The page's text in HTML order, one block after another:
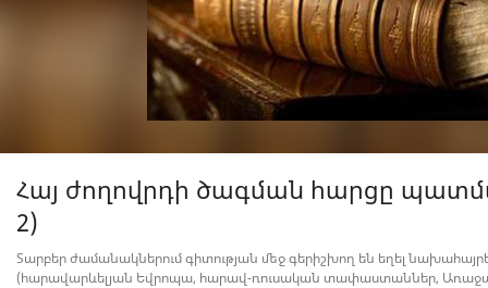
Հայ ժողովրդի ծագման հարցը
2)
Տարբեր ժամանակներում գիտության մեջ գերիշխող են եղել
(հարավարևելյան Եվրոպա, հարավ-ռուսական տափաստաններ,